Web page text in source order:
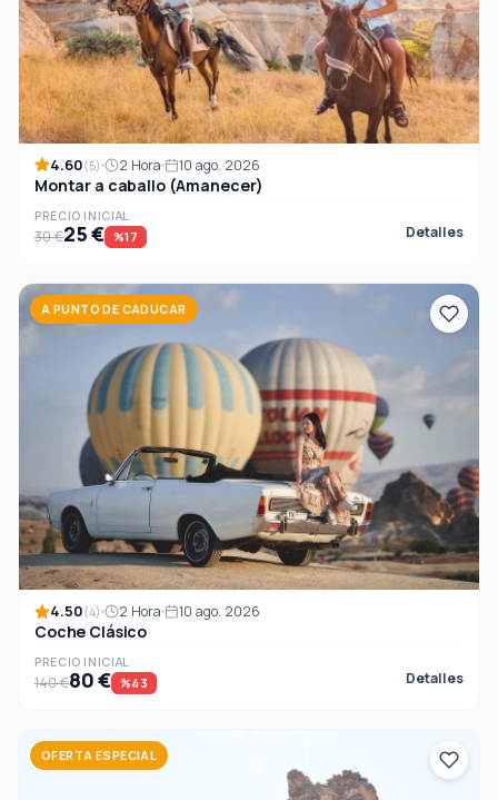
4.60(5) 2 Hora 10 ago. 2026
Montar a caballo (Amanecer)
PRECIO INICIAL
30 €25 € %17 Detalles
A PUNTO DE CADUCAR
4.50(4) 2 Hora 10 ago. 2026
Coche Clásico
PRECIO INICIAL
140 €80 € %43 Detalles
OFERTA ESPECIAL